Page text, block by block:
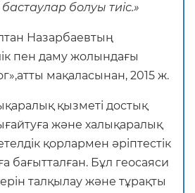
бастаулар болуы тиіс.»
Назарбаевтың
пен даму жолындағы
мақаласынан, 2015 ж.
қызметі достық
және халықаралық
қорлармен әріптестік
бағытталған. Бұл геосаяси
талқылау және тұрақты